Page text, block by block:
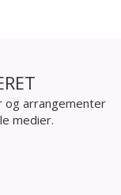
og arrangementer
medier.